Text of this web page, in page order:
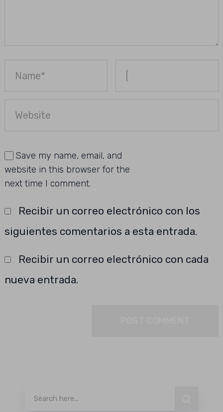
Save my name, email, and
website in this browser for the
next time I comment.
Recibir un correo electrónico con los
siguientes comentarios a esta entrada.
Recibir un correo electrónico con cada
nueva entrada.